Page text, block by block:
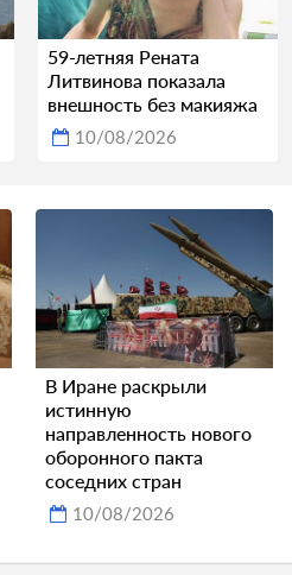
59-летняя Рената
Литвинова показала
внешность без макияжа
10/08/2026
В Иране раскрыли
истинную
направленность нового
оборонного пакта
соседних стран
10/08/2026